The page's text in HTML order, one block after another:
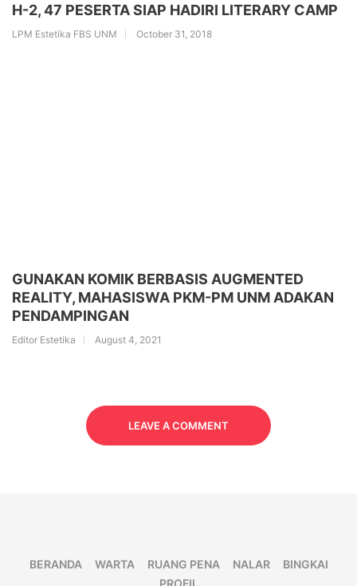
H-2, 47 PESERTA SIAP HADIRI LITERARY CAMP
LPM Estetika FBS UNM October 31, 2018
GUNAKAN KOMIK BERBASIS AUGMENTED
REALITY, MAHASISWA PKM-PM UNM ADAKAN
PENDAMPINGAN
Editor Estetika August 4, 2021
LEAVE A COMMENT
BERANDA WARTA RUANG PENA NALAR
BINGKAI